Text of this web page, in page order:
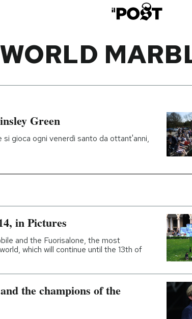
Green
gioca ogni venerdì santo da ottant'anni,
in Pictures
and the Fuorisalone, the most
which will continue until the 13th of
the champions of the